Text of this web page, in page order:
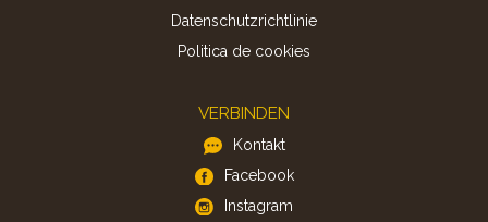
Datenschutzrichtlinie
Politica de cookies
VERBINDEN
Kontakt
Facebook
Instagram